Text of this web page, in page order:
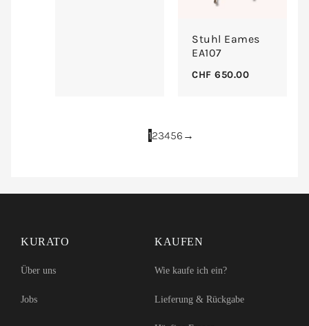
Stuhl Eames
EA107
CHF 650.00
123456 →
KURATO
Über uns
Jobs
KAUFEN
Wie kaufe ich ein?
Lieferung & Rückgabe
instagram
facebook